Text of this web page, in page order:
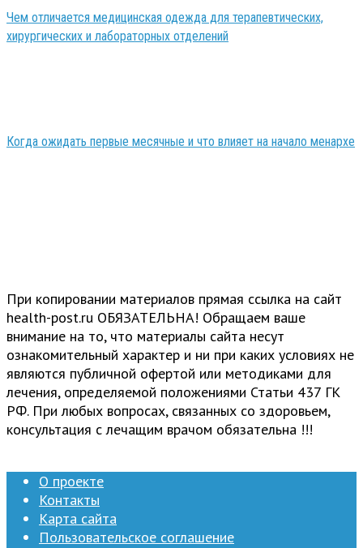
Чем отличается медицинская одежда для терапевтических,
хирургических и лабораторных отделений
Когда ожидать первые месячные и что влияет на начало менархе
При копировании материалов прямая ссылка на сайт
health-post.ru ОБЯЗАТЕЛЬНА! Обращаем ваше
внимание на то, что материалы сайта несут
ознакомительный характер и ни при каких условиях не
являются публичной офертой или методиками для
лечения, определяемой положениями Статьи 437 ГК
РФ. При любых вопросах, связанных со здоровьем,
консультация с лечащим врачом обязательна !!!
О проекте
Контакты
Карта сайта
Пользовательское соглашение